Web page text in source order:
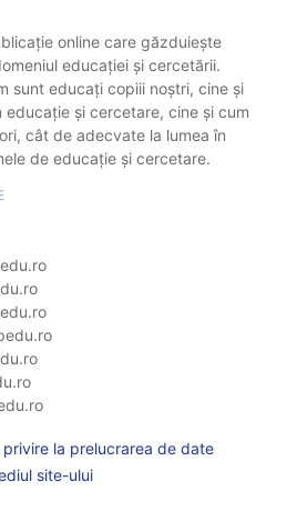
online care găzduiește
educației și cercetării.
sunt educați copiii noștri, cine și
și cercetare, cine și cum
cât de adecvate la lumea în
de educație și cercetare.
la prelucrarea de date
site-ului